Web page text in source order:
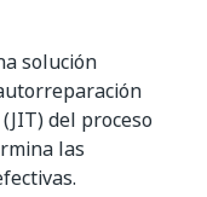
solución
del proceso
las